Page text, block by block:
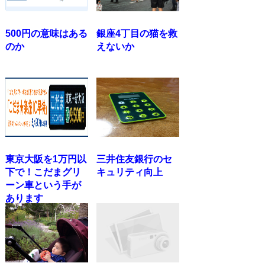
500円の意味はある
のか
銀座4丁目の猫を救
えないか
東京大阪を1万円以
下で！こだまグリ
ーン車という手が
あります
三井住友銀行のセ
キュリティ向上